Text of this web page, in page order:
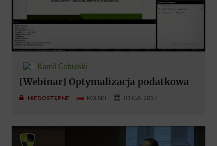
Kamil Cebulski
[Webinar] Optymalizacja podatkowa
NIEDOSTĘPNE POLSKI 01 CZE 2017